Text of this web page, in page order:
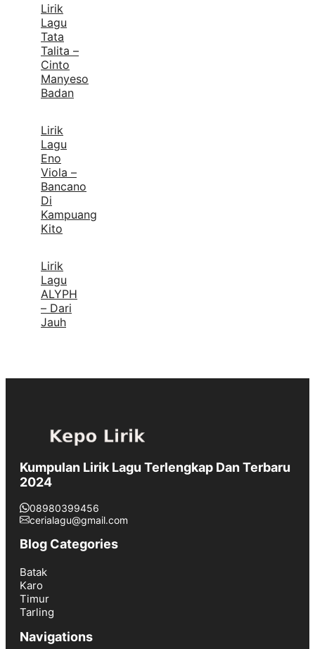
Lirik
Lagu
Tata
Talita –
Cinto
Manyeso
Badan
Lirik
Lagu
Eno
Viola –
Bancano
Di
Kampuang
Kito
Lirik
Lagu
ALYPH
– Dari
Jauh
Kumpulan Lirik Lagu Terlengkap Dan Terbaru
2024
08980399456
cerialagu@gmail.com
Blog Categories
Batak
Karo
Timur
Tarling
Navigations